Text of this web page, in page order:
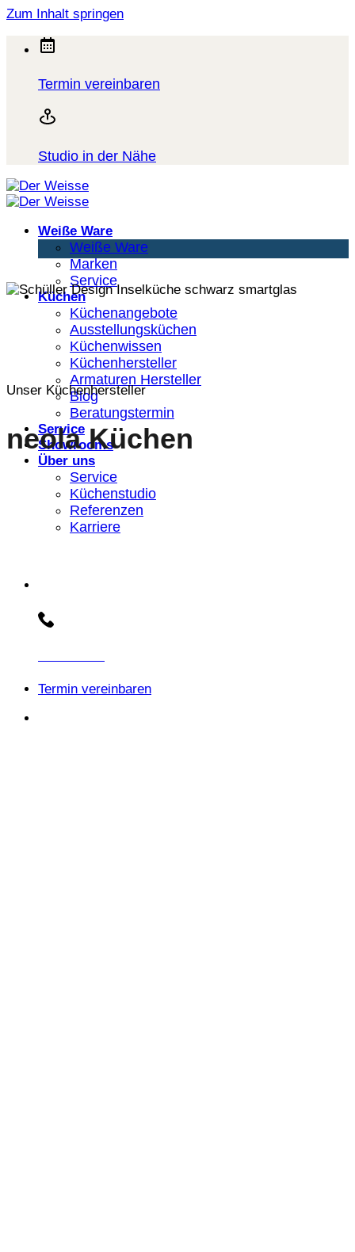
Zum Inhalt springen
Termin vereinbaren
Studio in der Nähe
Weiße Ware
Weiße Ware
Marken
Service
Küchen
Küchenangebote
Ausstellungsküchen
Küchenwissen
Küchenhersteller
Armaturen Hersteller
Blog
Beratungstermin
Service
Showrooms
Über uns
Service
Küchenstudio
Referenzen
Karriere
Termin vereinbaren
Unser Küchenhersteller
neola Küchen